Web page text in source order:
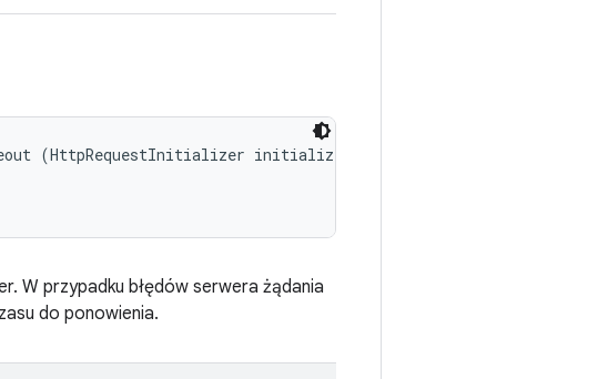
(HttpRequestInitializer initializer,
W przypadku błędów serwera żądania
do ponowienia.